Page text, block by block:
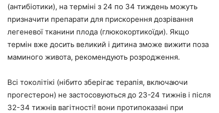
(антибіотики), на терміні з 24 по 34 тиждень можуть
призначити препарати для прискорення дозрівання
легеневої тканини плода (глюкокортикоїди). Якщо
термін вже досить великий і дитина зможе вижити поза
маминого живота, рекомендують розродження.
Всі токолітікі (нібито зберігає терапія, включаючи
прогестерон) не застосовуються до 23-24 тижнів і після
32-34 тижнів вагітності! вони протипоказані при